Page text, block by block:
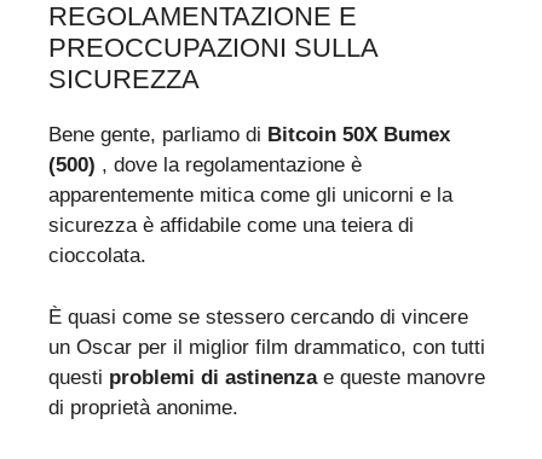
REGOLAMENTAZIONE E
PREOCCUPAZIONI SULLA
SICUREZZA
Bene gente, parliamo di Bitcoin 50X Bumex
(500) , dove la regolamentazione è
apparentemente mitica come gli unicorni e la
sicurezza è affidabile come una teiera di
cioccolata.
È quasi come se stessero cercando di vincere
un Oscar per il miglior film drammatico, con tutti
questi problemi di astinenzae queste manovre
di proprietà anonime.